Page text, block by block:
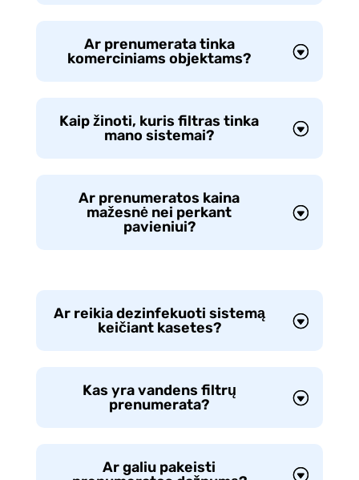
Ar prenumerata tinka
komerciniams objektams?
Kaip žinoti, kuris filtras tinka
mano sistemai?
Ar prenumeratos kaina
mažesnė nei perkant
pavieniui?
Ar reikia dezinfekuoti sistemą
keičiant kasetes?
Kas yra vandens filtrų
prenumerata?
Ar galiu pakeisti